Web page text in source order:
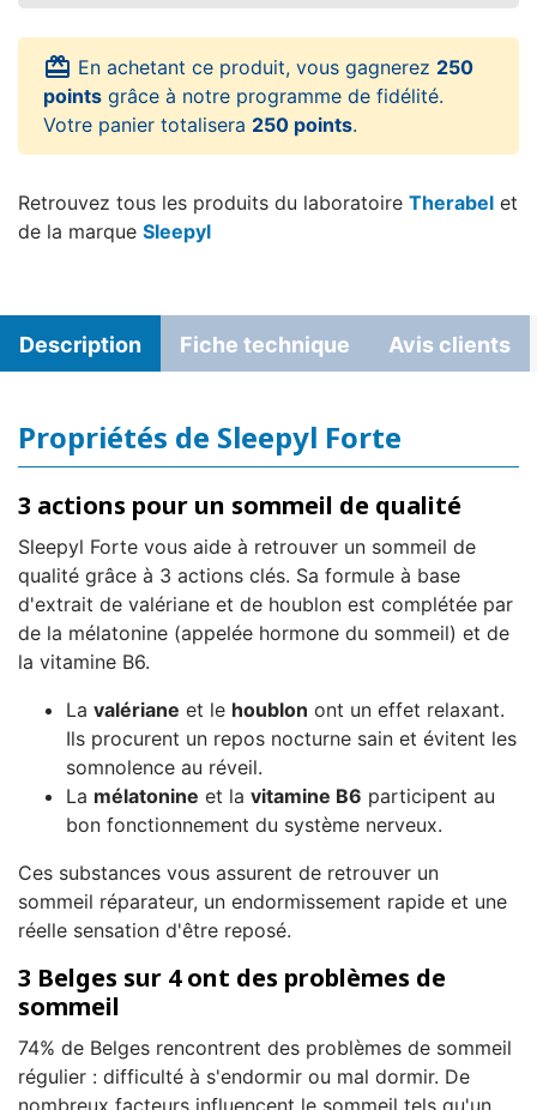
card_giftcard En achetant ce produit, vous gagnerez 250
points grâce à notre programme de fidélité.
Votre panier totalisera 250 points.
Retrouvez tous les produits du laboratoire Therabel et
de la marque Sleepyl
Description Fiche technique Avis clients
Propriétés de Sleepyl Forte
3 actions pour un sommeil de qualité
Sleepyl Forte vous aide à retrouver un sommeil de
qualité grâce à 3 actions clés. Sa formule à base
d'extrait de valériane et de houblon est complétée par
de la mélatonine (appelée hormone du sommeil) et de
la vitamine B6.
La valériane et le houblon ont un effet relaxant.
Ils procurent un repos nocturne sain et évitent les
somnolence au réveil.
La mélatonine et la vitamine B6 participent au
bon fonctionnement du système nerveux.
Ces substances vous assurent de retrouver un
sommeil réparateur, un endormissement rapide et une
réelle sensation d'être reposé.
3 Belges sur 4 ont des problèmes de
sommeil
74% de Belges rencontrent des problèmes de sommeil
régulier : difficulté à s'endormir ou mal dormir. De